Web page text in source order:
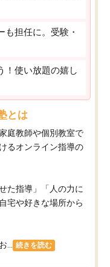
担任に。受験・
！使い放題の嬉し
とは
庭教師や個別教室で
るオンライン指導の
た指導」「人の力に
宅や好きな場所から
続きを読む